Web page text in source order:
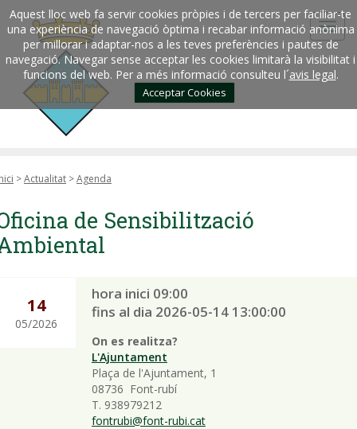
Aquest lloc web fa servir cookies pròpies i de tercers per faciliar-te
una experiència de navegació òptima i recabar informació anònima
per millorar i adaptar-nos a les teves preferències i pautes de
navegació. Navegar sense acceptar les cookies limitarà la visibilitat i
funcions del web. Per a més informació consulteu l´avis legal.
Acceptar Cookies
>Actualitat >Agenda
de Sensibilització
14
05/2026
hora inici 09:00
fins al dia 2026-05-14 13:00:00
On es realitza?
L'Ajuntament
Plaça de l'Ajuntament, 1
08736 Font-rubí
T. 938979212
fontrubi@font-rubi.cat